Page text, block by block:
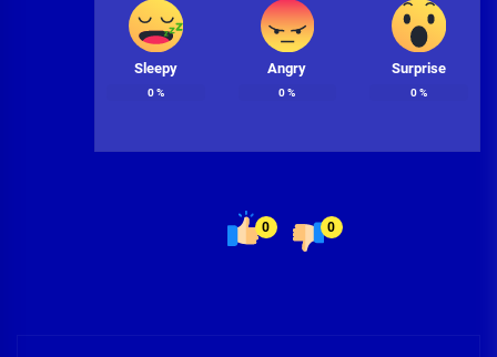
Sleepy
0%
Angry
0%
Surprise
0%
0 0